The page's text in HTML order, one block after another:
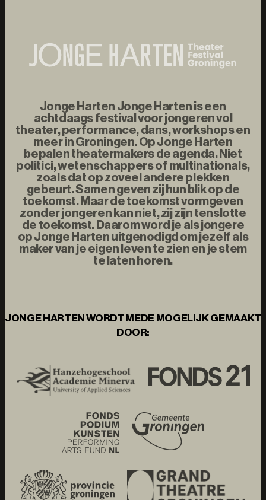
Jonge Harten Jonge Harten is een
achtdaags festival voor jongeren vol
theater, performance, dans, workshops en
meer in Groningen. Op Jonge Harten
bepalen theatermakers de agenda. Niet
politici, wetenschappers of multinationals,
zoals dat op zoveel andere plekken
gebeurt. Samen geven zij hun blik op de
toekomst. Maar de toekomst vormgeven
zonder jongeren kan niet, zij zijn tenslotte
de toekomst. Daarom word je als jongere
op Jonge Harten uitgenodigd om jezelf als
maker van je eigen leven te zien en je stem
te laten horen.
JONGE HARTEN WORDT MEDE MOGELIJK GEMAAKT
DOOR: